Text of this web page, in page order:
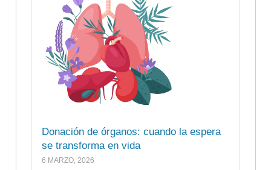
Donación de órganos: cuando la espera
se transforma en vida
6 MARZO, 2026